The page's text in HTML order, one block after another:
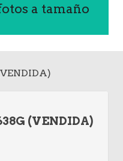
a tamaño
(VENDIDA)